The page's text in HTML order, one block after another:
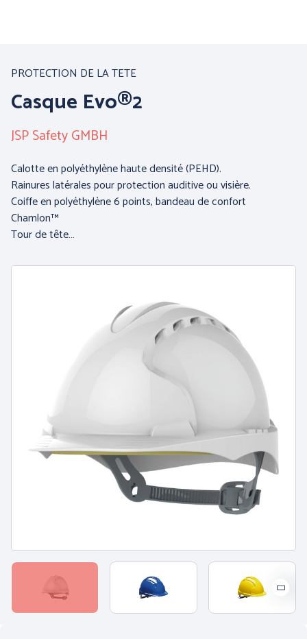
Nos produits
Par famille :
PROTECTION DE LA
PROTECTION DES MAINS
PROTECTION DU CORPS
- WORKWEAR
PROTECTION DU CORPS
- TECHNIQUE -
PROTECTION DU CORPS
PROTECTION DES PIEDS
PROTECTION DE LA TETE
Casque Evo®2
JSP Safety GMBH
Calotte en polyéthylène haute densité (PEHD).
Rainures latérales pour protection auditive ou visière.
Coiffe en polyéthylène 6 points, bandeau de confort
Chamlon™
Tour de tête…